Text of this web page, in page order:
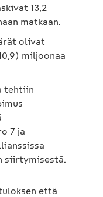
13,2
matkaan.
olivat
miljoonaa
tehtiin
7 ja
siirtymisestä.
että